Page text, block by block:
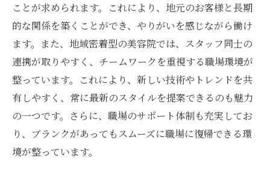
ことが求められます。これにより、地元のお客様と長期
的な関係を築くことができ、やりがいを感じながら働け
ます。また、地域密着型の美容院では、スタッフ同士の
連携が取りやすく、チームワークを重視する職場環境が
整っています。これにより、新しい技術やトレンドを共
有しやすく、常に最新のスタイルを提案できるのも魅力
の一つです。さらに、職場のサポート体制も充実してお
り、ブランクがあってもスムーズに職場に復帰できる環
境が整っています。